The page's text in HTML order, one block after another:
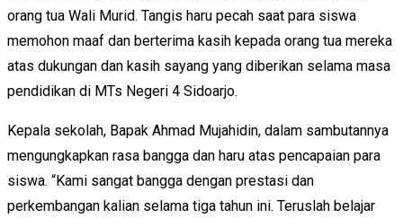
orang tua Wali Murid. Tangis haru pecah saat para siswa
memohon maaf dan berterima kasih kepada orang tua mereka
atas dukungan dan kasih sayang yang diberikan selama masa
pendidikan di MTs Negeri 4 Sidoarjo.
Kepala sekolah, Bapak Ahmad Mujahidin, dalam sambutannya
mengungkapkan rasa bangga dan haru atas pencapaian para
siswa. “Kami sangat bangga dengan prestasi dan
perkembangan kalian selama tiga tahun ini. Teruslah belajar